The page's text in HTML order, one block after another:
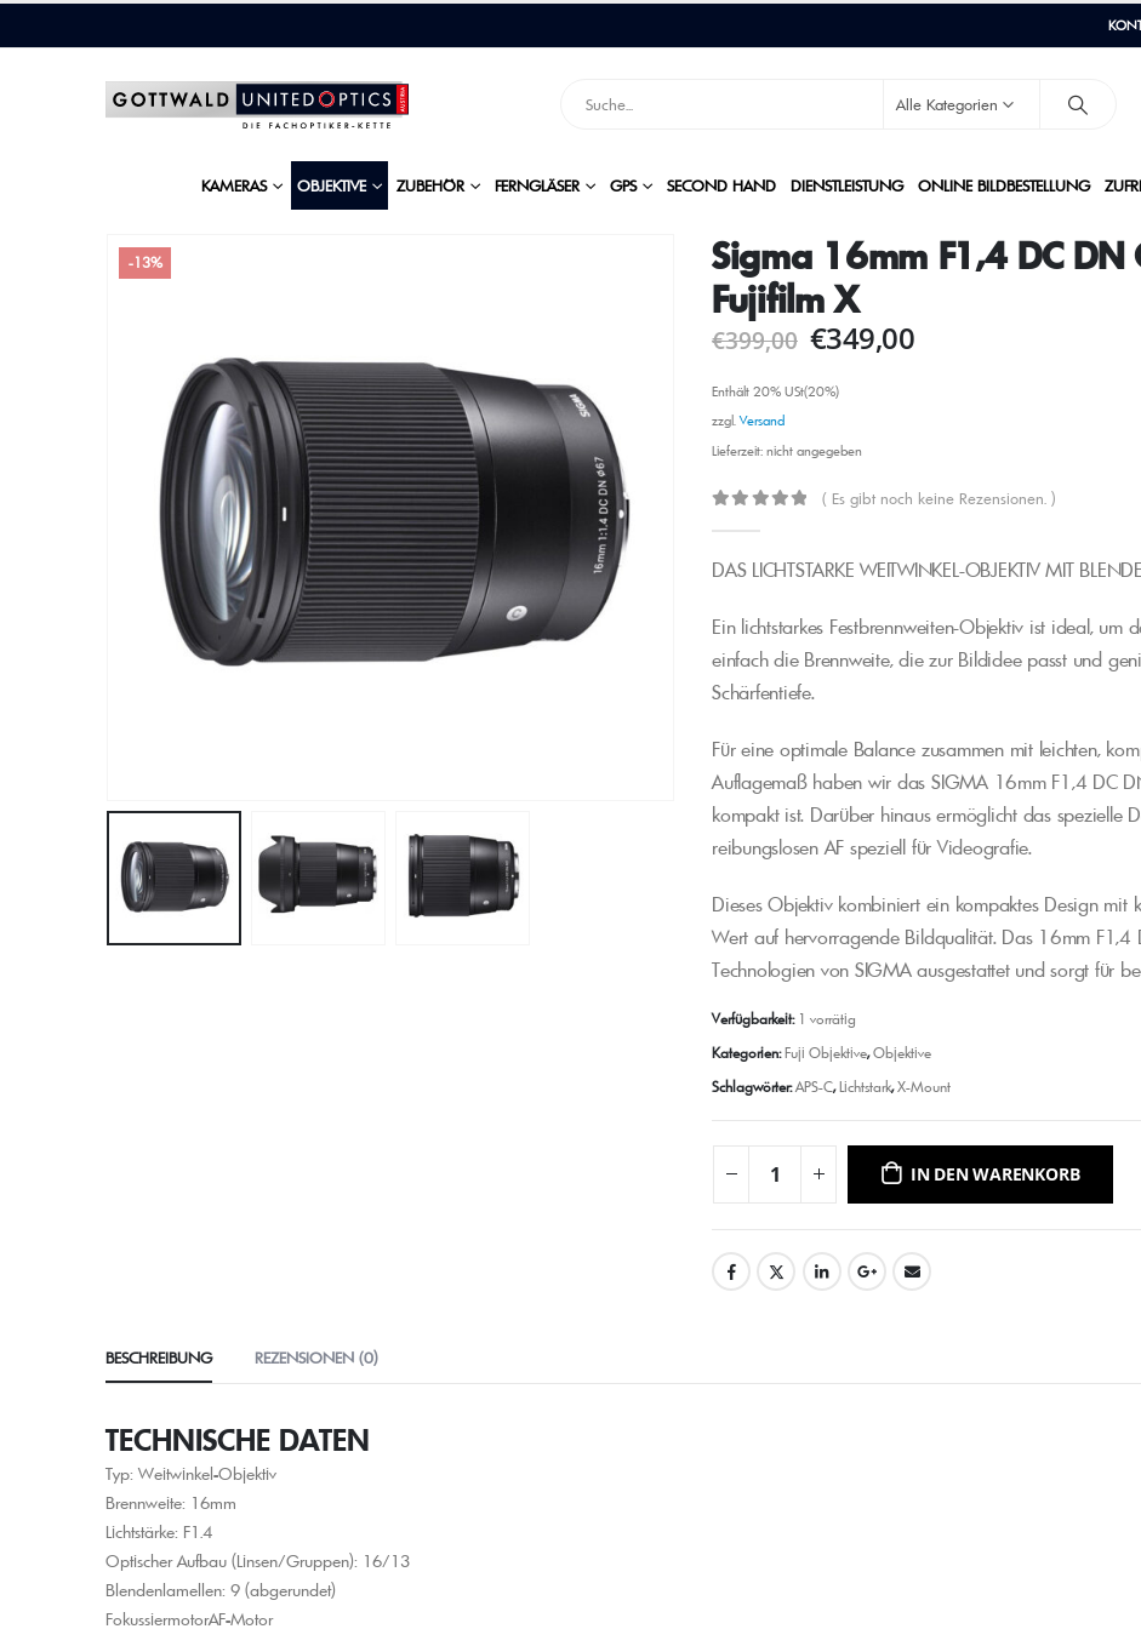
Alle Kategorien
KAMERAS OBJEKTIVE ZUBEHÖR FERNGLÄSER GPS SECOND HAND DIENSTLEISTUNG ONLINE BILDBESTELLUNG
-13%
Sigma 16mm F1,4 DC DN
Fujifilm X
€399,00 €349,00
Enthält 20% USt(20%)
zzgl.Versand
Lieferzeit: nicht angegeben
( Es gibt noch keine Rezensionen. )
DAS LICHTSTARKE WEITWINKEL-OBJEKTIV MIT
Ein lichtstarkes Festbrennweiten-Objektiv ist ideal, um
einfach die Brennweite, die zur Bildidee passt und
Schärfentiefe.
Für eine optimale Balance zusammen mit leichten,
Auflagemaß haben wir das SIGMA 16mm F1,4 DC
kompakt ist. Darüber hinaus ermöglicht das spezielle
reibungslosen AF speziell für Videografie.
Dieses Objektiv kombiniert ein kompaktes Design
Wert auf hervorragende Bildqualität. Das 16mm
Technologien von SIGMA ausgestattet und sorgt für
Verfügbarkeit: 1 vorrätig
Kategorien:Fuji Objektive,Objektive
Schlagwörter:APS-C,Lichtstark,X-Mount
IN DEN WARENKORB
BESCHREIBUNG REZENSIONEN (0)
TECHNISCHE DATEN
Typ: Weitwinkel-Objektiv
Brennweite: 16mm
Lichtstärke: F1.4
Optischer Aufbau (Linsen/Gruppen): 16/​13
Blendenlamellen: 9 (abgerundet)
FokussiermotorAF-Motor